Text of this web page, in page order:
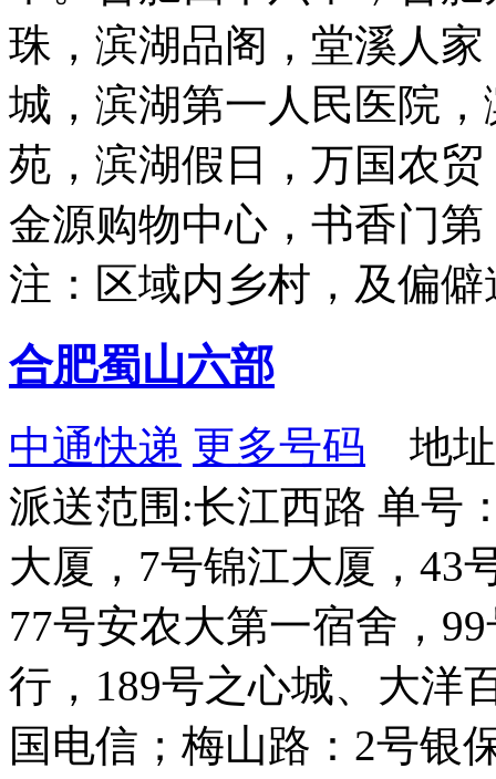
珠，滨湖品阁，堂溪人
城，滨湖第一人民医院
苑，滨湖假日，万国农
金源购物中心，书香门
注：区域内乡村，及偏
合肥蜀山六部
中通快递 更多号码 地址
派送范围:长江西路 单号
大厦，7号锦江大厦，43
77号安农大第一宿舍，
行，189号之心城、大洋
国电信；梅山路：2号银